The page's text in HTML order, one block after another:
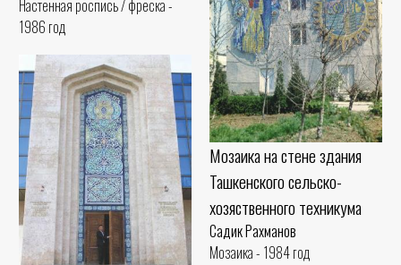
Настенная роспись / фреска -
1986 год
Мозаика на стене здания
Ташкенского сельско-
хозяственного техникума
Садик Рахманов
Мозаика - 1984 год